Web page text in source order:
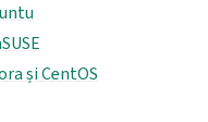
și CentOS